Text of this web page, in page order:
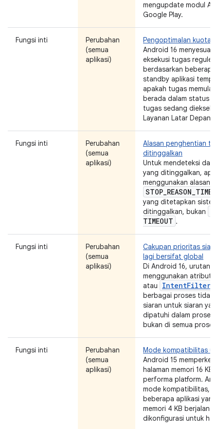
mengupdate modul
Google Play.
Fungsi inti
Perubahan
(semua
aplikasi)
Pengoptimalan kuota
Android 16
eksekusi tugas
berdasarkan
standby aplikasi
apakah tugas memulai
berada dalam status
tugas sedang
Layanan Latar Depan.
Fungsi inti
Perubahan
(semua
aplikasi)
Alasan penghentian
ditinggalkan
Untuk mendeteksi dan
yang ditinggalkan,
menggunakan alasan
STOP_REASON_
yang ditetapkan
ditinggalkan, bukan
TIMEOUT .
Fungsi inti
Perubahan
(semua
aplikasi)
Cakupan prioritas
lagi bersifat global
Di Android 16, urutan
menggunakan atribut
atau
berbagai proses tidak
siaran untuk siaran
dipatuhi dalam proses
bukan di semua
Fungsi inti
Perubahan
(semua
aplikasi)
Mode kompatibilitas
Android 15
halaman memori 16
performa platform.
mode kompatibilitas,
beberapa aplikasi
memori 4 KB berjalan
dikonfigurasi untuk